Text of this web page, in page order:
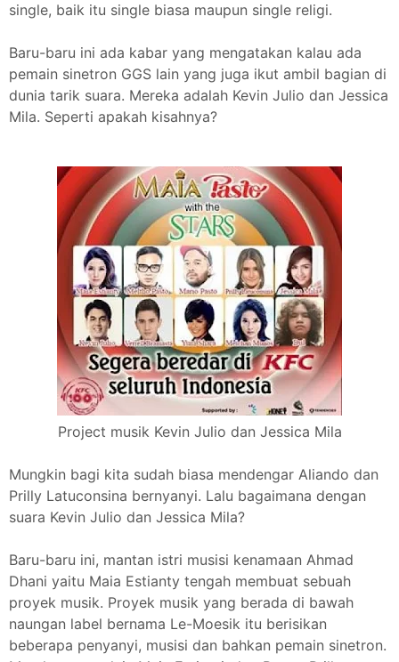
single, baik itu single biasa maupun single religi.
Baru-baru ini ada kabar yang mengatakan kalau ada
pemain sinetron GGS lain yang juga ikut ambil bagian di
dunia tarik suara. Mereka adalah Kevin Julio dan Jessica
Mila. Seperti apakah kisahnya?
Project musik Kevin Julio dan Jessica Mila
Mungkin bagi kita sudah biasa mendengar Aliando dan
Prilly Latuconsina bernyanyi. Lalu bagaimana dengan
suara Kevin Julio dan Jessica Mila?
Baru-baru ini, mantan istri musisi kenamaan Ahmad
Dhani yaitu Maia Estianty tengah membuat sebuah
proyek musik. Proyek musik yang berada di bawah
naungan label bernama Le-Moesik itu berisikan
beberapa penyanyi, musisi dan bahkan pemain sinetron.